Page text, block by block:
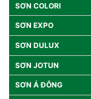
SƠN COLORI
SƠN EXPO
SƠN DULUX
SƠN JOTUN
SƠN Á ĐÔNG